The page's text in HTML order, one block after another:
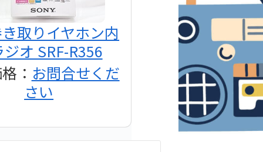
取りイヤホン内
オ SRF-R356
： お問合せくだ
さい